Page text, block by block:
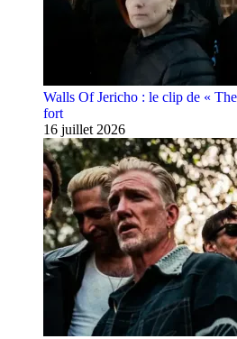
Walls Of Jericho : le clip de «
fort
16 juillet 2026